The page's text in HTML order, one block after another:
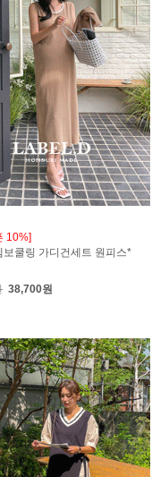
10%]
보쿨링 가디건세트 원피스*
38,700원